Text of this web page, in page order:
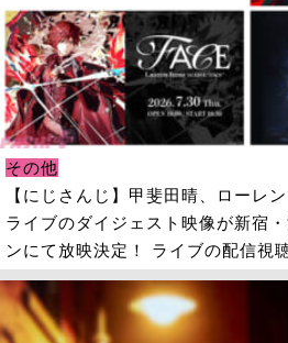
その他
【にじさんじ】甲斐田晴、ローレ
ライブのダイジェスト映像が新宿
ンにて放映決定！ ライブの配信視